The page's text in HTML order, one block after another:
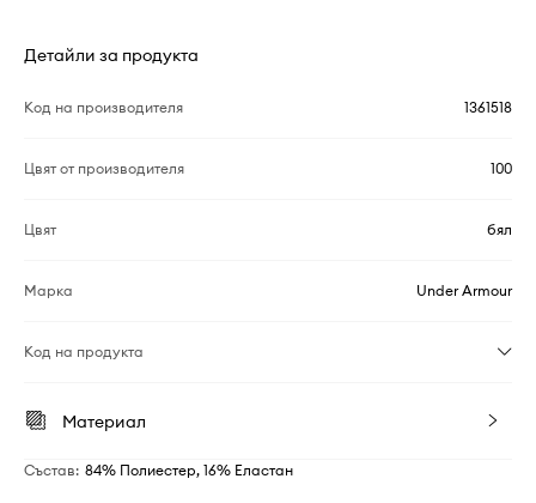
Детайли за продукта
Код на производителя 1361518
Цвят от производителя 100
Цвят бял
Марка Under Armour
Код на продукта
Материал
Състав: 84% Полиестер, 16% Еластан